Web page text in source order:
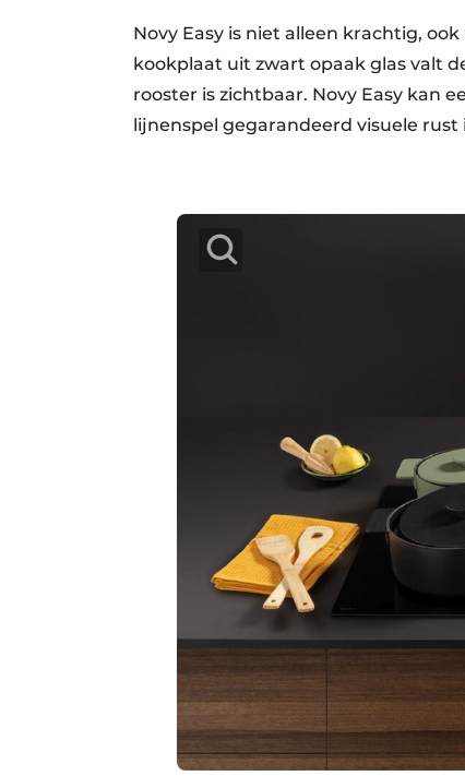
Novy Easy is niet alleen krachtig,
kookplaat uit zwart opaak glas valt
rooster is zichtbaar. Novy Easy kan
lijnenspel gegarandeerd visuele rust